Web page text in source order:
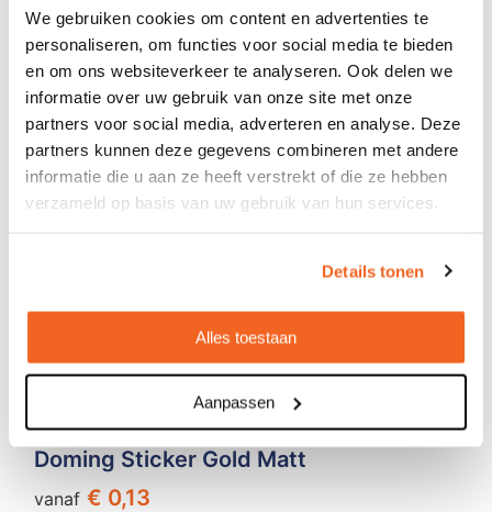
We gebruiken cookies om content en advertenties te
personaliseren, om functies voor social media te bieden
en om ons websiteverkeer te analyseren. Ook delen we
informatie over uw gebruik van onze site met onze
partners voor social media, adverteren en analyse. Deze
partners kunnen deze gegevens combineren met andere
informatie die u aan ze heeft verstrekt of die ze hebben
verzameld op basis van uw gebruik van hun services.
Details tonen
Alles toestaan
Aanpassen
Doming Sticker Gold Matt
vanaf € 0,13